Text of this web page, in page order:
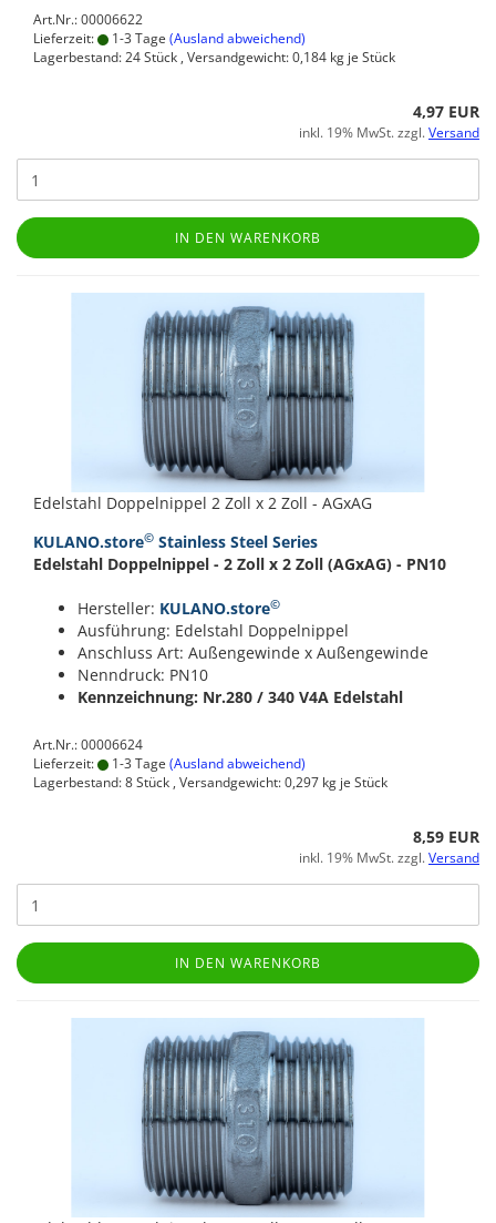
Art.Nr.: 00006622
Lieferzeit:
1-3 Tage (Ausland abweichend)
Lagerbestand: 24 Stück , Versandgewicht:0,184 kg je Stück
4,97 EUR
inkl. 19% MwSt. zzgl.Versand
IN DEN WARENKORB
Edelstahl Doppelnippel 2 Zoll x 2 Zoll - AGxAG
KULANO.store© Stainless Steel Series
Edelstahl Doppelnippel - 2 Zoll x 2 Zoll (AGxAG) - PN10
Hersteller: KULANO.store©
Ausführung: Edelstahl Doppelnippel
Anschluss Art: Außengewinde x Außengewinde
Nenndruck: PN10
Kennzeichnung: Nr.280 / 340 V4A Edelstahl
Art.Nr.: 00006624
Lieferzeit:
1-3 Tage (Ausland abweichend)
Lagerbestand: 8 Stück , Versandgewicht:0,297 kg je Stück
8,59 EUR
inkl. 19% MwSt. zzgl.Versand
IN DEN WARENKORB